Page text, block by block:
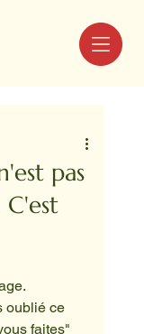
MENU
pas
oublié ce
faites"